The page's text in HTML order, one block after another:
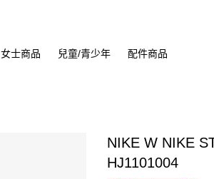
女士商品 兒童/青少年 配件商品
NIKE W NIKE
HJ1101004